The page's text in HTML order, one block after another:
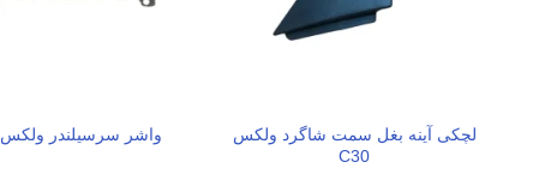
لچکی آینه بغل سمت شاگرد ولکس
C30
واشر سرسیلندر ولکس C30 فلزی